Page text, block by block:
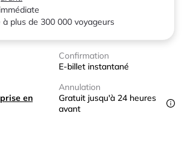
à plus de 300 000 voyageurs
Confirmation
E-billet instantané
en
Annulation
Gratuit jusqu'à 24 heures
avant